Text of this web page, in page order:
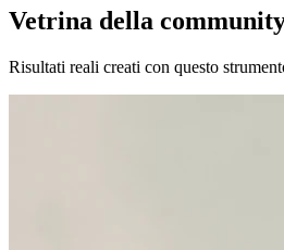
Vetrina della
Risultati reali creati con questo